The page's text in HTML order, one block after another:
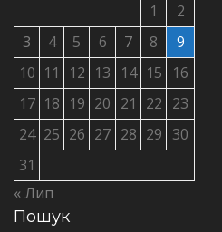
1
2
3
4 5 6 7 8
9
10 11 12 13 14 15
16
17 18 19 20 21 22 23
24 25 26 27 28 29 30
31
« Лип
Пошук